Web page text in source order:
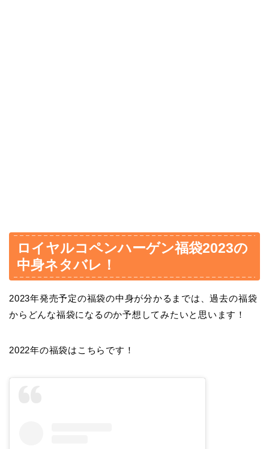
ロイヤルコペンハーゲン福袋2023の
中身ネタバレ！
2023年発売予定の福袋の中身が分かるまでは、過去の福袋
からどんな福袋になるのか予想してみたいと思います！
2022年の福袋はこちらです！